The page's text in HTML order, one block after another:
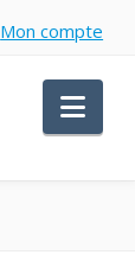
Mon compte